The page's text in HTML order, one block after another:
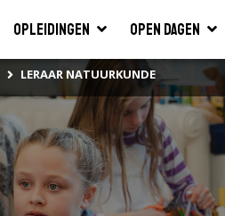
Opleidingen Open dagen
LERAAR NATUURKUNDE